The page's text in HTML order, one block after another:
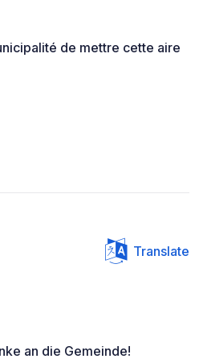
de mettre cette aire
Translate
an die Gemeinde!